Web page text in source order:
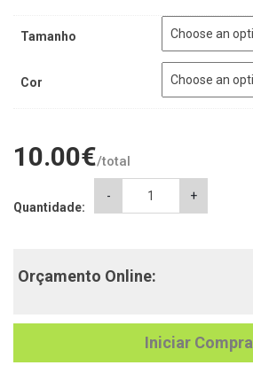
Tamanho
Cor
10.00€/total
Quantidade:
-
quantity
+
Orçamento Online:
Iniciar Compra